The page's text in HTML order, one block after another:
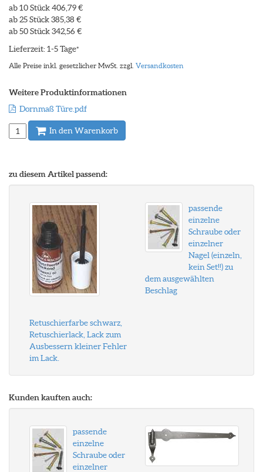
ab 10 Stück 406,79 €
ab 25 Stück 385,38 €
ab 50 Stück 342,56 €
Lieferzeit: 1-5 Tage*
Alle Preise inkl. gesetzlicher MwSt. zzgl. Versandkosten
Weitere Produktinformationen
Dornmaß Türe.pdf
In den Warenkorb
zu diesem Artikel passend:
Retuschierfarbe schwarz,
Retuschierlack, Lack zum
Ausbessern kleiner Fehler
im Lack.
passende
einzelne
Schraube oder
einzelner
Nagel (einzeln,
kein Set!!) zu
dem ausgewählten
Beschlag
Kunden kauften auch:
passende
einzelne
Schraube oder
einzelner